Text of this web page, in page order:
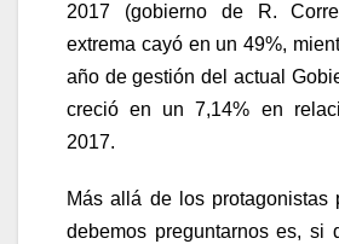
2017 (gobierno de R.
extrema cayó en un 49%,
año de gestión del actual
creció en un 7,14% en
2017.
Más allá de los protagonistas
debemos preguntarnos es, si